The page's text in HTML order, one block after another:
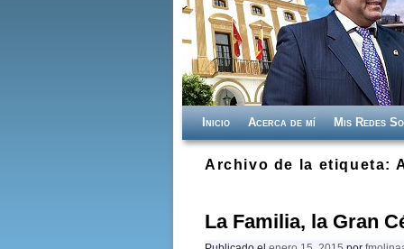
Inicio Acerca de mí Mis Redes
Archivo de la etiqueta:
La Familia, la Gran